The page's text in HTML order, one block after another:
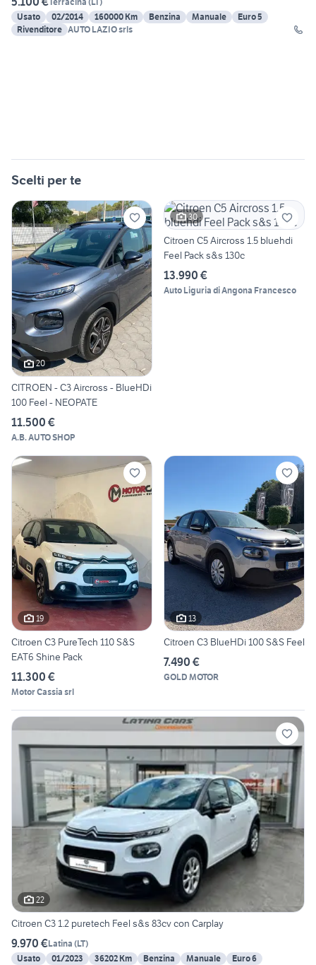
Usato
02/2014 160000 Km Benzina Manuale
Euro 5
Rivenditore AUTO LAZIO srls
Scelti per te
20
CITROEN - C3 Aircross - BlueHDi
100 Feel - NEOPATE
11.500 €
A.B. AUTO SHOP
30
Citroen C5 Aircross 1.5 bluehdi
Feel Pack s&s 130c
13.990 €
Auto Liguria di Angona Francesco
19
Citroen C3 PureTech 110 S&S
EAT6 Shine Pack
11.300 €
Motor Cassia srl
13
Citroen C3 BlueHDi 100 S&S Feel
7.490 €
GOLD MOTOR
22
Citroen C3 1.2 puretech Feel s&s 83cv con Carplay
9.970 €Latina (LT)
Usato
01/2023 36202 Km Benzina Manuale
Euro 6